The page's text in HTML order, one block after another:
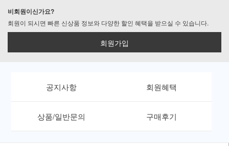
비회원이신가요?
회원이 되시면 빠른 신상품 정보와 다양한 할인 혜택을 받으실 수 있습니다.
회원가입
공지사항 회원혜택
상품/일반문의 구매후기